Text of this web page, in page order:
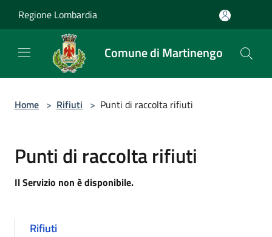
Regione Lombardia
Comune di Martinengo
Home > Rifiuti > Punti di raccolta rifiuti
Punti di raccolta rifiuti
Il Servizio non è disponibile.
Rifiuti